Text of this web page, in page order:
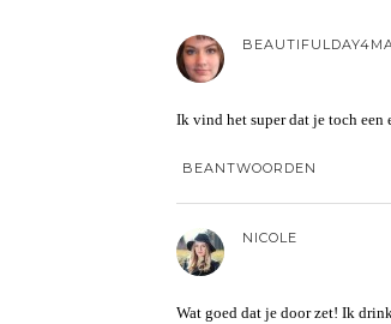
Ik vind het super dat je toch een
BEANTWOORDEN
NICOLE
Wat goed dat je door zet! Ik